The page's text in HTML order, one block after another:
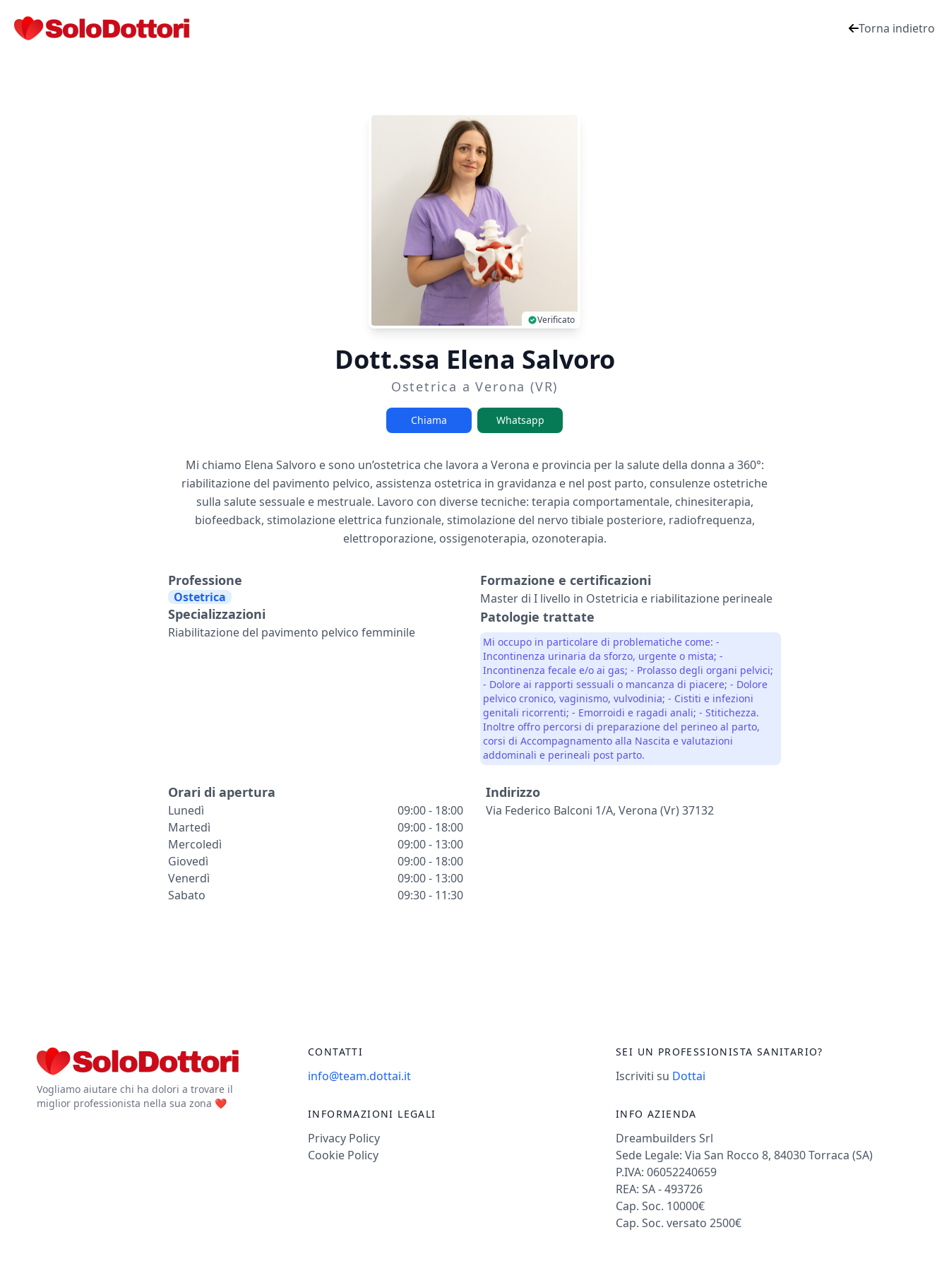
Torna indietro
Verificato
Dott.ssa Elena Salvoro
Ostetrica a Verona (VR)
Chiama Whatsapp
Mi chiamo Elena Salvoro e sono un’ostetrica che lavora a Verona e provincia per la salute della donna a 360°:
riabilitazione del pavimento pelvico, assistenza ostetrica in gravidanza e nel post parto, consulenze ostetriche
sulla salute sessuale e mestruale. Lavoro con diverse tecniche: terapia comportamentale, chinesiterapia,
biofeedback, stimolazione elettrica funzionale, stimolazione del nervo tibiale posteriore, radiofrequenza,
elettroporazione, ossigenoterapia, ozonoterapia.
Professione
Ostetrica
Specializzazioni
Riabilitazione del pavimento pelvico femminile
Formazione e certificazioni
Master di I livello in Ostetricia e riabilitazione perineale
Patologie trattate
Mi occupo in particolare di problematiche come: -
Incontinenza urinaria da sforzo, urgente o mista; -
Incontinenza fecale e/o ai gas; - Prolasso degli organi pelvici;
- Dolore ai rapporti sessuali o mancanza di piacere; - Dolore
pelvico cronico, vaginismo, vulvodinia; - Cistiti e infezioni
genitali ricorrenti; - Emorroidi e ragadi anali; - Stitichezza.
Inoltre offro percorsi di preparazione del perineo al parto,
corsi di Accompagnamento alla Nascita e valutazioni
addominali e perineali post parto.
Orari di apertura
Lunedì
09:00 - 18:00
Martedì
09:00 - 18:00
Mercoledì
09:00 - 13:00
Giovedì
09:00 - 18:00
Venerdì
09:00 - 13:00
Sabato
09:30 - 11:30
Indirizzo
Via Federico Balconi 1/a, Verona (vr) 37132
Vogliamo aiutare chi ha dolori a trovare il
miglior professionista nella sua zona ❤️
CONTATTI
info@team.dottai.it
INFORMAZIONI LEGALI
Privacy Policy
Cookie Policy
SEI UN PROFESSIONISTA SANITARIO?
Iscriviti su Dottai
INFO AZIENDA
Dreambuilders Srl
Sede Legale: Via San Rocco 8, 84030 Torraca (SA)
P.IVA: 06052240659
REA: SA - 493726
Cap. Soc. 10000€
Cap. Soc. versato 2500€